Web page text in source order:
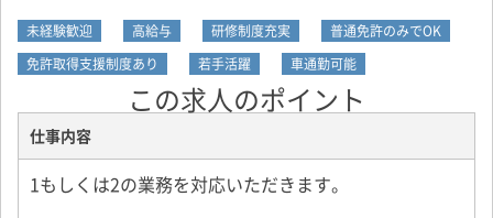
未経験歓迎 高給与 研修制度充実
普通免許のみでOK
免許取得支援制度あり
若手活躍 車通勤可能
この求人のポイント
仕事内容
1もしくは2の業務を対応いただきます。